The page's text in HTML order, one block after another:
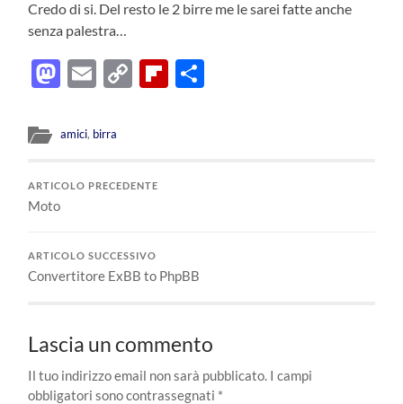
Credo di si. Del resto le 2 birre me le sarei fatte anche
senza palestra…
Mastodon
EmailCopyFlipboard
amici, birra
ARTICOLO PRECEDENTE
Moto
ARTICOLO SUCCESSIVO
Convertitore ExBB to PhpBB
Lascia un commento
Il tuo indirizzo email non sarà pubblicato. I campi
obbligatori sono contrassegnati *